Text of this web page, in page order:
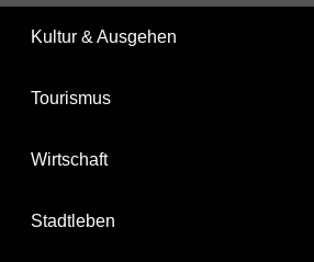
Kultur & Ausgehen
Tourismus
Wirtschaft
Stadtleben